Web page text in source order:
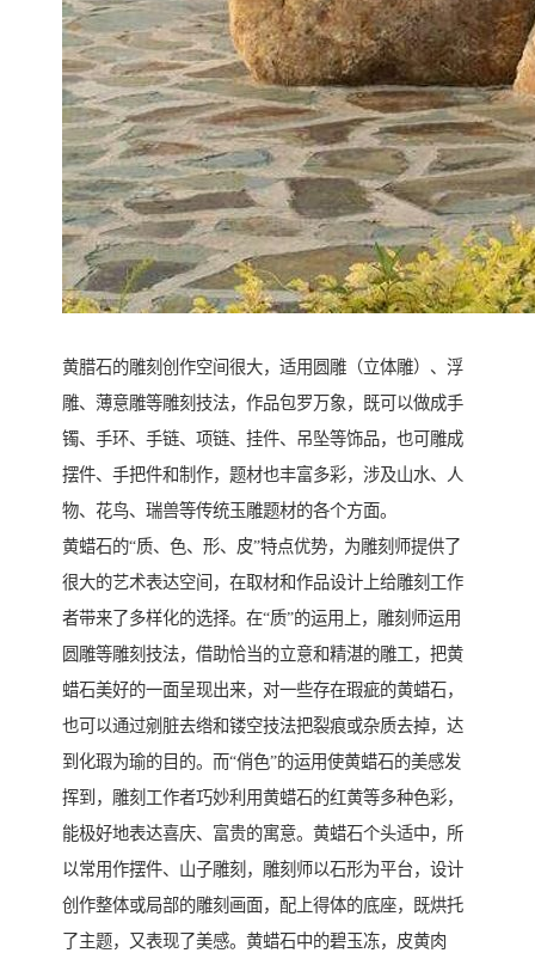
黄腊石的雕刻创作空间很大，适用圆雕（立体雕）、浮
雕、薄意雕等雕刻技法，作品包罗万象，既可以做成手
镯、手环、手链、项链、挂件、吊坠等饰品，也可雕成
摆件、手把件和制作，题材也丰富多彩，涉及山水、人
物、花鸟、瑞兽等传统玉雕题材的各个方面。
黄蜡石的“质、色、形、皮”特点优势，为雕刻师提供了
很大的艺术表达空间，在取材和作品设计上给雕刻工作
者带来了多样化的选择。在“质”的运用上，雕刻师运用
圆雕等雕刻技法，借助恰当的立意和精湛的雕工，把黄
蜡石美好的一面呈现出来，对一些存在瑕疵的黄蜡石，
也可以通过剜脏去绺和镂空技法把裂痕或杂质去掉，达
到化瑕为瑜的目的。而“俏色”的运用使黄蜡石的美感发
挥到，雕刻工作者巧妙利用黄蜡石的红黄等多种色彩，
能极好地表达喜庆、富贵的寓意。黄蜡石个头适中，所
以常用作摆件、山子雕刻，雕刻师以石形为平台，设计
创作整体或局部的雕刻画面，配上得体的底座，既烘托
了主题，又表现了美感。黄蜡石中的碧玉冻，皮黄肉